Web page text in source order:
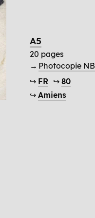
A5
20 pages
→ Photocopie NB
↪ FR ↪80
↪Amiens